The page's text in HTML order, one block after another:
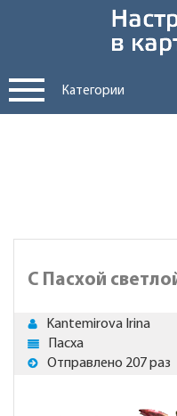
Категории
С Пасхой
Kantemirova Irina
Пасха
Отправлено 207 раз